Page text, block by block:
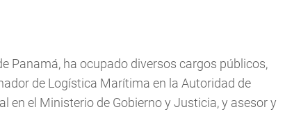
Panamá, ha ocupado diversos cargos públicos,
de Logística Marítima en la Autoridad de
en el Ministerio de Gobierno y Justicia, y asesor y